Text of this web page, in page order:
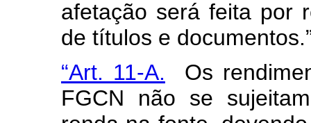
afetação será feita por
de títulos e
“Art. 11-A. Os
FGCN não se